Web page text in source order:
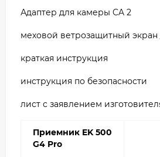
Адаптер для камеры CA 2
меховой ветрозащитный экран
краткая инструкция
инструкция по безопасности
лист с заявлением
Приемник EK 500
G4 Pro